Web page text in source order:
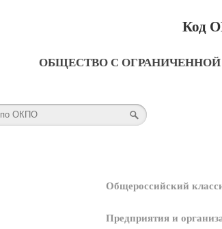
Код
ОБЩЕСТВО С
Общероссийский
Предприятия и